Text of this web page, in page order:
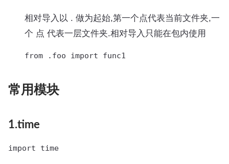
相对导入以 . 做为起始,第一个点代表当前文件夹,一
个 点 代表一层文件夹.相对导入只能在包内使用
from .foo import func1
常用模块
1.time
import time